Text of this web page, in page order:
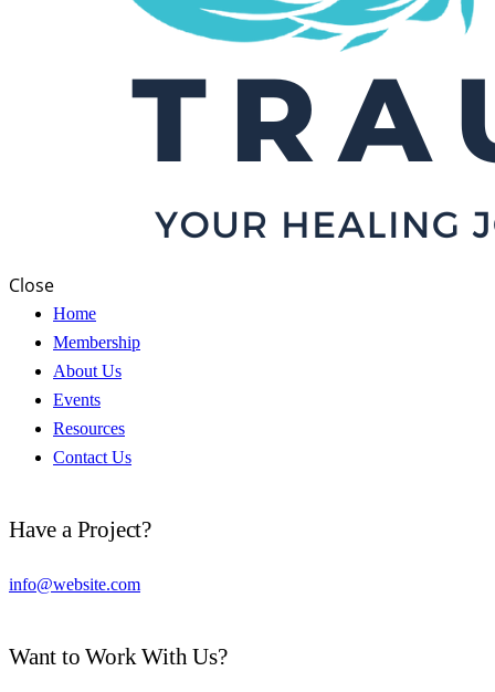
Close
Home
Membership
About Us
Events
Resources
Contact Us
Have a Project?
info@website.com
Want to Work With Us?